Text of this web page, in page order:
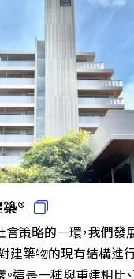
®
策略的一環，我們發
建築物的現有結構進
這是一種與重建相比